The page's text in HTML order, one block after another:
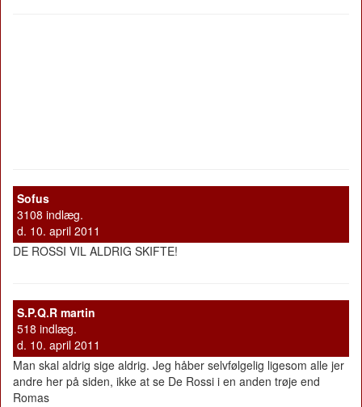
Sofus
3108 indlæg.
d. 10. april 2011
DE ROSSI VIL ALDRIG SKIFTE!
S.P.Q.R martin
518 indlæg.
d. 10. april 2011
Man skal aldrig sige aldrig. Jeg håber selvfølgelig ligesom alle jer
andre her på siden, ikke at se De Rossi i en anden trøje end
Romas